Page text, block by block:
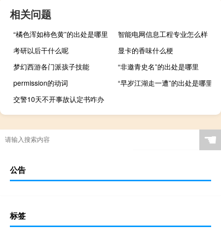
相关问题
“橘色浑如柿色黄”的出处是哪里
智能电网信息工程专业怎么样
考研以后干什么呢
显卡的香味什么梗
梦幻西游各门派孩子技能
“非邀青史名”的出处是哪里
permission的动词
“早岁江湖走一遭”的出处是哪里
交警10天不开事故认定书咋办
☚
公告
标签